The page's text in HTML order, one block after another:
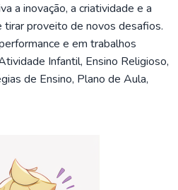
a inovação, a criatividade e a
proveito de novos desafios.
e em trabalhos
Infantil, Ensino Religioso,
de Ensino, Plano de Aula,